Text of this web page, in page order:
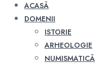
ACASĂ
DOMENII
ISTORIE
ARHEOLOGIE
NUMISMATICĂ